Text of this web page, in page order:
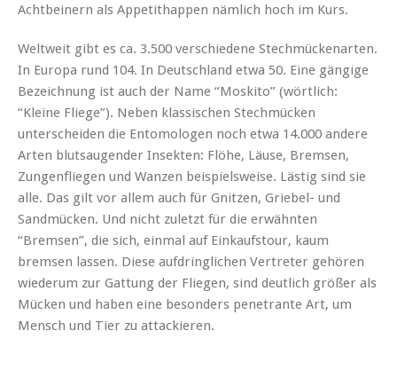
Achtbeinern als Appetithappen nämlich hoch im Kurs.
Weltweit gibt es ca. 3.500 verschiedene Stechmückenarten.
In Europa rund 104. In Deutschland etwa 50. Eine gängige
Bezeichnung ist auch der Name “Moskito” (wörtlich:
“Kleine Fliege”). Neben klassischen Stechmücken
unterscheiden die Entomologen noch etwa 14.000 andere
Arten blutsaugender Insekten: Flöhe, Läuse, Bremsen,
Zungenfliegen und Wanzen beispielsweise. Lästig sind sie
alle. Das gilt vor allem auch für Gnitzen, Griebel- und
Sandmücken. Und nicht zuletzt für die erwähnten
“Bremsen”, die sich, einmal auf Einkaufstour, kaum
bremsen lassen. Diese aufdringlichen Vertreter gehören
wiederum zur Gattung der Fliegen, sind deutlich größer als
Mücken und haben eine besonders penetrante Art, um
Mensch und Tier zu attackieren.